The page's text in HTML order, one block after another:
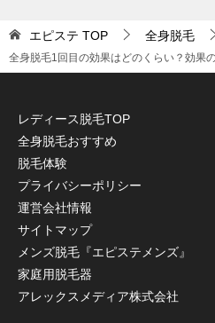
エピステ TOP 全身脱毛
全身脱毛1回目の効果はどのくらい？効果
レディース脱毛TOP
全身脱毛おすすめ
脱毛体験
プライバシーポリシー
運営会社情報
サイトマップ
メンズ脱毛『エピステメンズ』
家庭用脱毛器
アレックスメディア株式会社